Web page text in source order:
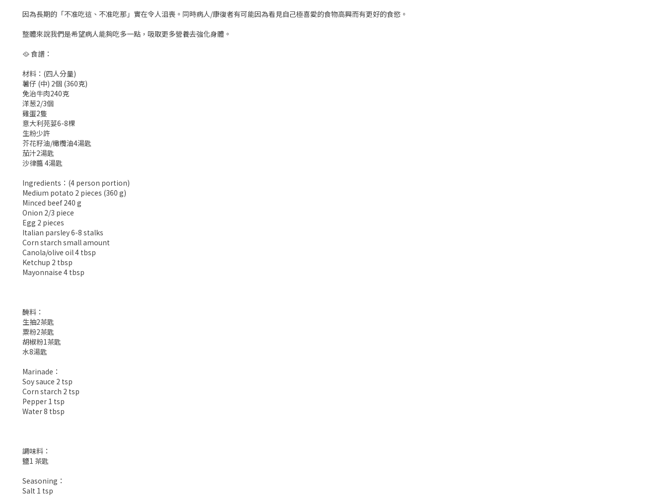
因為長期的「不准吃這、不准吃那」實在令人沮喪。同時病人/康復者有可能因為看見自己極喜愛的食物高興而有更好的食慾。
整體來說我們是希望病人能夠吃多一點，吸取更多營養去強化身體。
🥘 食譜：
材料：(四人分量)
薯仔 (中) 2個 (360克)
免治牛肉240克
洋葱2/3個
雞蛋2隻
意大利芫荽6-8棵
生粉少許
芥花籽油/橄欖油4湯匙
茄汁2湯匙
沙律醬 4湯匙
Ingredients：(4 person portion)
Medium potato 2 pieces (360 g)
Minced beef 240 g
Onion 2/3 piece
Egg 2 pieces
Italian parsley 6-8 stalks
Corn starch small amount
Canola/olive oil 4 tbsp
Ketchup 2 tbsp
Mayonnaise 4 tbsp
醃料：
生抽2茶匙
粟粉2茶匙
胡椒粉1茶匙
水8湯匙
Marinade：
Soy sauce 2 tsp
Corn starch 2 tsp
Pepper 1 tsp
Water 8 tbsp
調味料：
鹽1 茶匙
Seasoning：
Salt 1 tsp